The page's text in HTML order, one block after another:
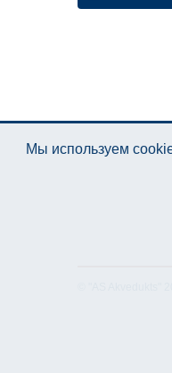
Мы используем